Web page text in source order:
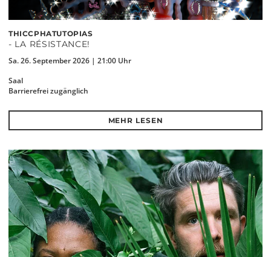
THICCPHATUTOPIAS
- LA RÉSISTANCE!
Sa. 26. September 2026 | 21:00 Uhr
Saal
Barrierefrei zugänglich
MEHR LESEN